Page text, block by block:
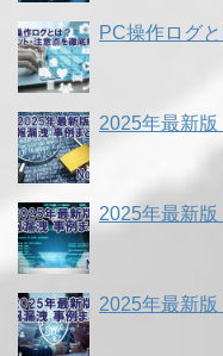
PC操作ログ
2025年最新
2025年最新
2025年最新